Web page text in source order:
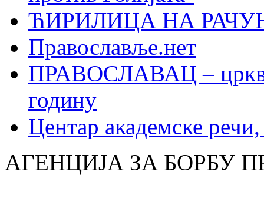
ЋИРИЛИЦА НА
Православље.нет
ПРАВОСЛАВАЦ –
годину
Центар академске
АГЕНЦИЈА ЗА БОРБУ